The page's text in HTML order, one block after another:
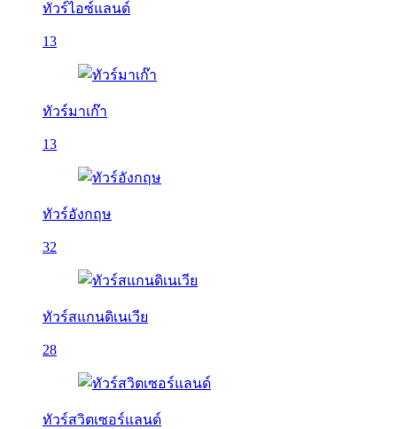
ทัวร์ไอซ์แลนด์
13
ทัวร์มาเก๊า
13
ทัวร์อังกฤษ
32
ทัวร์สแกนดิเนเวีย
28
ทัวร์สวิตเซอร์แลนด์